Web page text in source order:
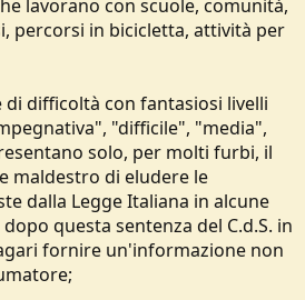
lavorano con scuole, comunità,
percorsi in bicicletta, attività per
di difficoltà con fantasiosi livelli
"difficile", "media",
solo, per molti furbi, il
maldestro di eludere le
dalla Legge Italiana in alcune
questa sentenza del C.d.S. in
fornire un'informazione non